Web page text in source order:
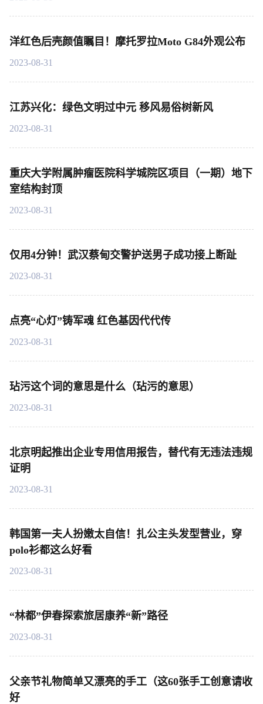
洋红色后壳颜值瞩目！摩托罗拉Moto G84外观公布
2023-08-31
江苏兴化：绿色文明过中元 移风易俗树新风
2023-08-31
重庆大学附属肿瘤医院科学城院区项目（一期）地下
室结构封顶
2023-08-31
仅用4分钟！武汉蔡甸交警护送男子成功接上断趾
2023-08-31
点亮“心灯”铸军魂 红色基因代代传
2023-08-31
玷污这个词的意思是什么（玷污的意思）
2023-08-31
北京明起推出企业专用信用报告，替代有无违法违规
证明
2023-08-31
韩国第一夫人扮嫩太自信！扎公主头发型营业，穿
polo衫都这么好看
2023-08-31
“林都”伊春探索旅居康养“新”路径
2023-08-31
父亲节礼物简单又漂亮的手工（这60张手工创意请收
好